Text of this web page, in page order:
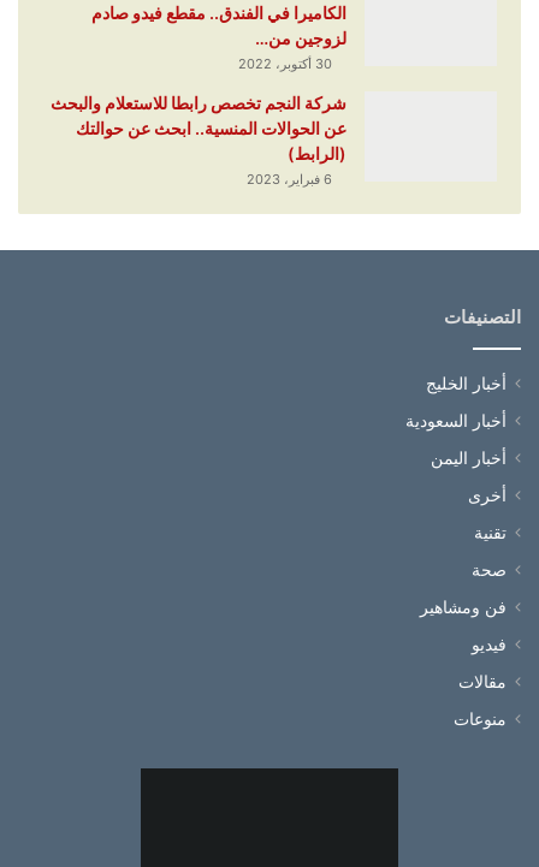
الكاميرا في الفندق.. مقطع فيدو صادم
لزوجين من…
30 أكتوبر، 2022
شركة النجم تخصص رابطا للاستعلام والبحث
عن الحوالات المنسية.. ابحث عن حوالتك
(الرابط)
6 فبراير، 2023
التصنيفات
أخبار الخليج
أخبار السعودية
أخبار اليمن
أخرى
تقنية
صحة
فن ومشاهير
فيديو
مقالات
منوعات